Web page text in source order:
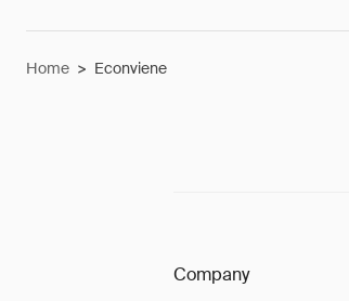
Home > Econviene
Company